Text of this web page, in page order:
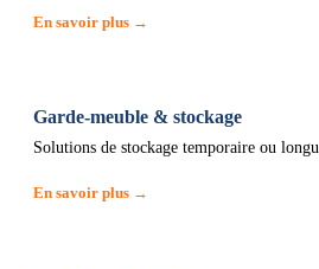
En savoir plus →
Garde-meuble & stockage
Solutions de stockage temporaire ou
En savoir plus →